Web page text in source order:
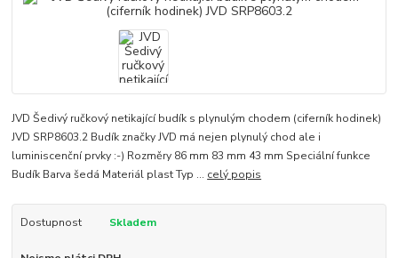
JVD Šedivý ručkový netikající budík s plynulým chodem (ciferník hodinek)
JVD SRP8603.2 Budík značky JVD má nejen plynulý chod ale i
luminiscenční prvky :-) Rozměry 86 mm 83 mm 43 mm Speciální funkce
Budík Barva šedá Materiál plast Typ ... celý popis
Dostupnost Skladem